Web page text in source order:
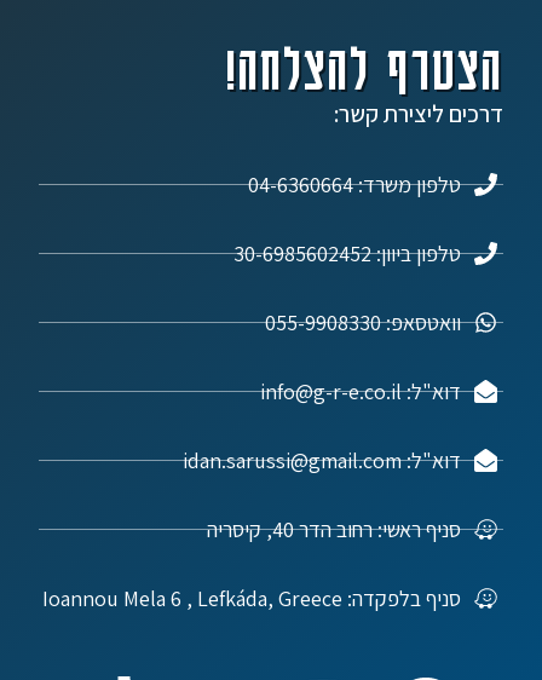
הצטרף להצלחה!
דרכים ליצירת קשר:
טלפון משרד: 04-6360664
טלפון ביוון: 30-6985602452
וואטסאפ: 055-9908330
דוא"ל: info@g-r-e.co.il
דוא"ל: idan.sarussi@gmail.com
סניף ראשי: רחוב הדר 40, קיסריה
סניף בלפקדה: Ioannou Mela 6 , Lefkáda, Greece